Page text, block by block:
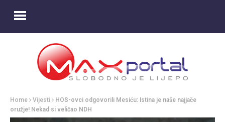
Home Vijesti
HOS-ovci odgovorili Mesiću: Istina je naše najjače
oružje! Nekad si veličao NDH